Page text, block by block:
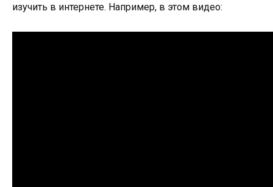
изучить в интернете. Например, в этом видео: